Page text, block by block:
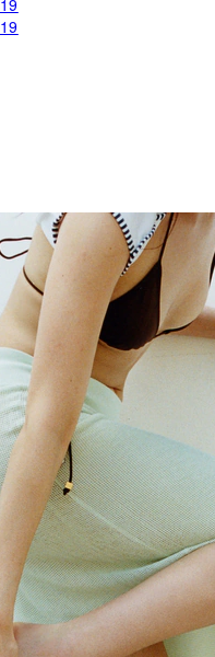
19
19